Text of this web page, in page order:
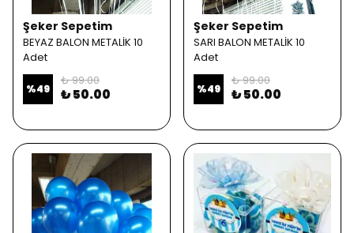
Şeker Sepetim
BEYAZ BALON METALİK 10
Adet
%49
₺ 99.00
₺ 50.00
Şeker Sepetim
SARI BALON METALİK 10
Adet
%49
₺ 99.00
₺ 50.00